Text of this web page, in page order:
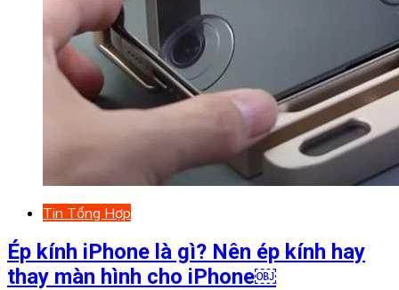
Tin Tổng Hợp
Ép kính iPhone là gì? Nên ép kính hay
thay màn hình cho iPhone￼